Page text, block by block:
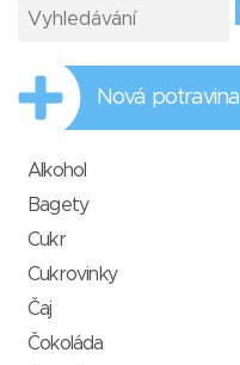
Nová potravina
Alkohol
Bagety
Cukr
Cukrovinky
Čaj
Čokoláda